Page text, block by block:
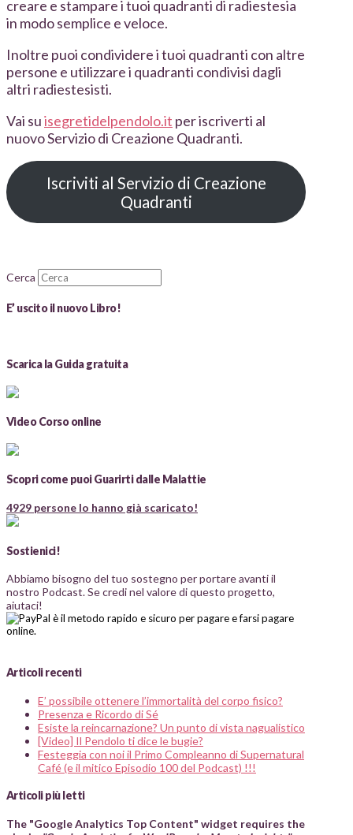
creare e stampare i tuoi quadranti di radiestesia
in modo semplice e veloce.
Inoltre puoi condividere i tuoi quadranti con altre
persone e utilizzare i quadranti condivisi dagli
altri radiestesisti.
Vai suisegretidelpendolo.it per iscriverti al
nuovo Servizio di Creazione Quadranti.
Iscriviti al Servizio di Creazione
Quadranti
Cerca
E’ uscito il nuovo Libro!
Scarica la Guida gratuita
Video Corso online
Scopri come puoi Guarirti dalle Malattie
4929 persone lo hanno già scaricato!
Sostienici!
Abbiamo bisogno del tuo sostegno per portare avanti il
nostro Podcast. Se credi nel valore di questo progetto,
aiutaci!
Articoli recenti
E’ possibile ottenere l’immortalità del corpo fisico?
Presenza e Ricordo di Sé
Esiste la reincarnazione? Un punto di vista nagualistico
[Video] Il Pendolo ti dice le bugie?
Festeggia con noi il Primo Compleanno di Supernatural
Café (e il mitico Episodio 100 del Podcast) !!!
Articoli più letti
The "Google Analytics Top Content" widget requires the